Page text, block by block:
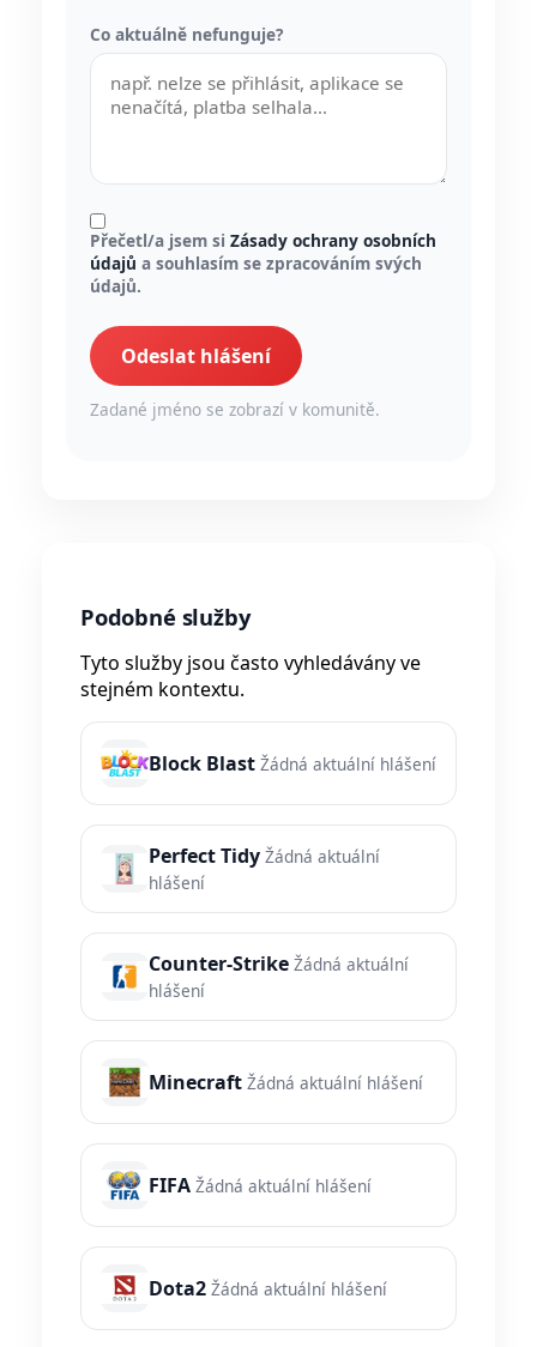
Co aktuálně nefunguje?
Přečetl/a jsem si Zásady ochrany osobních
údajů a souhlasím se zpracováním svých
údajů.
Odeslat hlášení
Zadané jméno se zobrazí v komunitě.
Podobné služby
Tyto služby jsou často vyhledávány ve
stejném kontextu.
Block Blast Žádná aktuální hlášení
Perfect Tidy Žádná aktuální
hlášení
Counter-Strike Žádná aktuální
hlášení
Minecraft Žádná aktuální hlášení
FIFA Žádná aktuální hlášení
Dota2 Žádná aktuální hlášení